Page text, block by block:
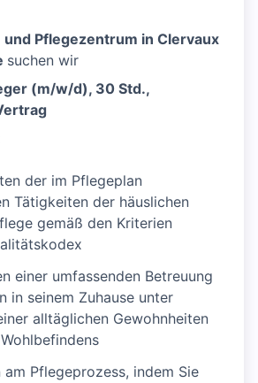
und Pflegezentrum in Clervaux
suchen wir
(m/w/d), 30 Std.,
der im Pflegeplan
Tätigkeiten der häuslichen
gemäß den Kriterien
einer umfassenden Betreuung
in seinem Zuhause unter
alltäglichen Gewohnheiten
am Pflegeprozess, indem Sie